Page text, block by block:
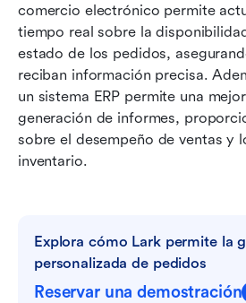
comercio electrónico permite
tiempo real sobre la
estado de los pedidos,
reciban información precisa.
un sistema ERP permite una
generación de informes,
sobre el desempeño de ventas y
inventario.
Explora cómo Lark permite la
personalizada de pedidos
Reservar una demostración